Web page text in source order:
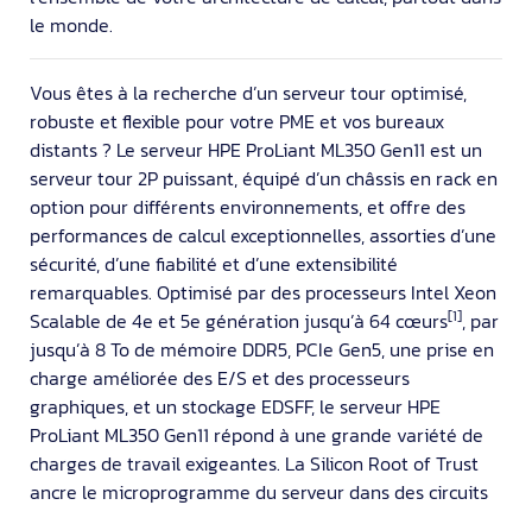
le monde.
Vous êtes à la recherche d’un serveur tour optimisé,
robuste et flexible pour votre PME et vos bureaux
distants ? Le serveur HPE ProLiant ML350 Gen11 est un
serveur tour 2P puissant, équipé d’un châssis en rack en
option pour différents environnements, et offre des
performances de calcul exceptionnelles, assorties d’une
sécurité, d’une fiabilité et d’une extensibilité
remarquables. Optimisé par des processeurs Intel Xeon
Scalable de 4e et 5e génération jusqu’à 64 cœurs[1], par
jusqu’à 8 To de mémoire DDR5, PCIe Gen5, une prise en
charge améliorée des E/S et des processeurs
graphiques, et un stockage EDSFF, le serveur HPE
ProLiant ML350 Gen11 répond à une grande variété de
charges de travail exigeantes. La Silicon Root of Trust
ancre le microprogramme du serveur dans des circuits